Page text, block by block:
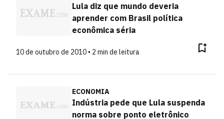
Lula diz que mundo deveria
aprender com Brasil política
econômica séria
10 de outubro de 2010 • 2 min de leitura
ECONOMIA
Indústria pede que Lula suspenda
norma sobre ponto eletrônico